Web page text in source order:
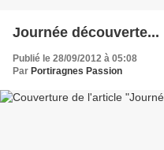
Journée découverte...
Publié le 28/09/2012 à 05:08
Par Portiragnes Passion